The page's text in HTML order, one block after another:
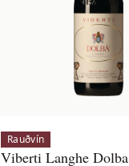
Rauðvín
Viberti Langhe Dolba